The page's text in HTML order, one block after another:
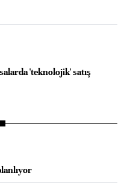
'teknolojik' satış